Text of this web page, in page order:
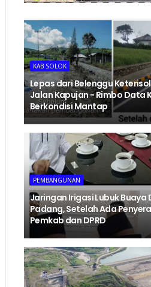
KAB SOLOK
Lepas dari Belenggu
Jalan Kapujan - Rimbo Data
Berkondisi Mantap
PEMBANGUNAN
Jaringan Irigasi Lubuk Buaya
Padang, Setelah Ada
Pemkab dan DPRD